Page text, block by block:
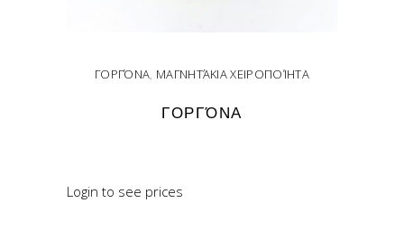
ΓΟΡΓΌΝΑ, ΜΑΓΝΗΤΆΚΙΑ ΧΕΙΡΟΠΟΊΗΤΑ
ΓΟΡΓΌΝΑ
Login to see prices